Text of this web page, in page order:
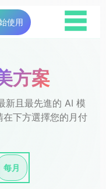
使用 ☰
方案
新且最先進的 AI 模
下方選擇您的月付
每月